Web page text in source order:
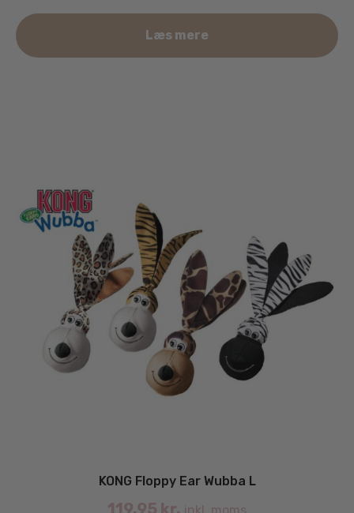
Læs mere
KONG Floppy Ear Wubba L
119.95 kr. inkl. moms